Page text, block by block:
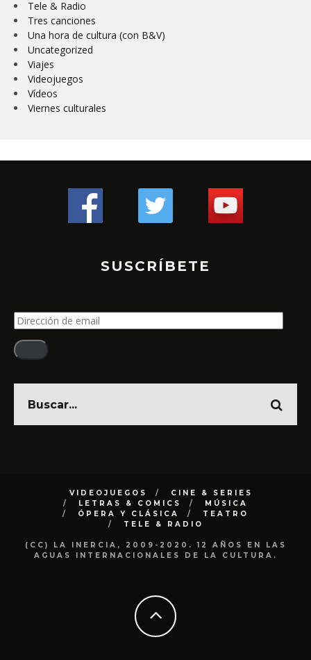
Tele & Radio
Tres canciones
Una hora de cultura (con B&V)
Uncategorized
Viajes
Videojuegos
Vídeos
Viernes culturales
SUSCRÍBETE
Dirección
de
email
VIDEOJUEGOS
CINE & SERIES
LETRAS & COMICS
MÚSICA
ÓPERA Y CLÁSICA
TEATRO
TELE & RADIO
(CC) LA INERCIA, 2009-2020. 12 AÑOS EN LAS
AGUAS INTERNACIONALES DE LA CULTURA.